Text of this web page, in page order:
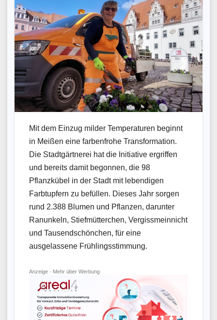
Mit dem Einzug milder Temperaturen beginnt
in Meißen eine farbenfrohe Transformation.
Die Stadtgärtnerei hat die Initiative ergriffen
und bereits damit begonnen, die 98
Pflanzkübel in der Stadt mit lebendigen
Farbtupfern zu befüllen. Dieses Jahr sorgen
rund 2.388 Blumen und Pflanzen, darunter
Ranunkeln, Stiefmütterchen, Vergissmeinnicht
und Tausendschönchen, für eine
ausgelassene Frühlingsstimmung.
Anzeige · Mehr über Werbung